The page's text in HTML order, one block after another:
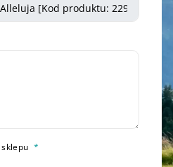
sklepu *